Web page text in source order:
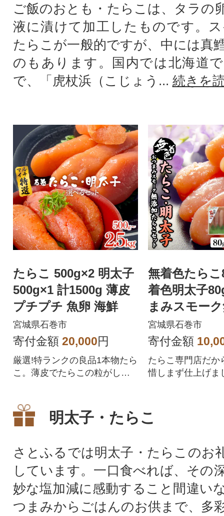
ご飯のおとも・たらこは、タラの
液に漬けて加工したものです。
たらこが一般的ですが、中には真
のもあります。国内では北海道
で、「虎杖浜（こじょう... 続きを
たらこ 500g×2 明太子
500g×1 計1500g 薄皮
プチプチ 魚卵 海鮮
宮城県石巻市
寄付金額 20,000円
厳選!特ランクの良品1本物たら
こ。薄皮でたらこの粒がしっ
詰まったタラコをご堪能くだ
さい。ご家庭用にも贈呈用に
無着色たら
着色明太子
まみスモー
らこ3個
宮城県石巻市
寄付金額
たらこ専門店だか
惜しまず仕上げま
明太子・たらこ
さとふるでは明太子・たらこのお
しています。一口食べれば、その
妙な塩加減に感動すること間違い
つまみからごはんのお供まで、多